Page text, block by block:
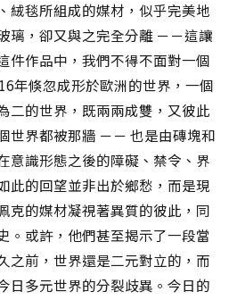
絨毯所組成的媒材，似乎完美地
璃，卻又與之完全分離 －－這讓
件作品中，我們不得不面對一個
年倏忽成形於歐洲的世界，一個
二的世界，既兩兩成雙，又彼此
世界都被那牆 －－ 也是由磚塊和
意識形態之後的障礙、禁令、界
此的回望並非出於鄉愁，而是現
克的媒材凝視著異質的彼此，同
。或許，他們甚至揭示了一段當
之前，世界還是二元對立的，而
日多元世界的分裂歧異。今日的